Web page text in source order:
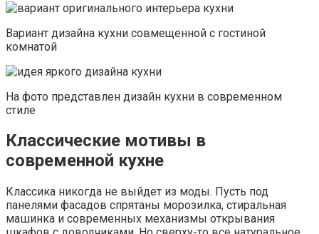
Вариант дизайна кухни совмещенной с гостиной
комнатой
На фото представлен дизайн кухни в современном
стиле
Классические мотивы в
современной кухне
Классика никогда не выйдет из моды. Пусть под
панелями фасадов спрятаны морозилка, стиральная
машинка и современных механизмы открывания